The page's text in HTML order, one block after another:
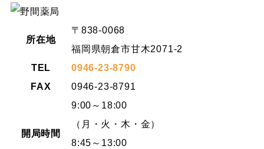
所在地
〒838-0068
福岡県朝倉市甘木2071-2
TEL
0946-23-8790
FAX
0946-23-8791
開局時間
9:00～18:00
（月・火・木・金）
8:45～13:00